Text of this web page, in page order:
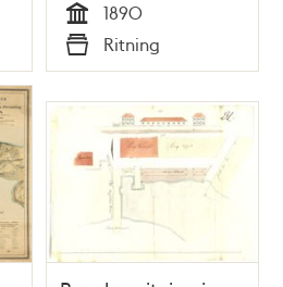
Tid
1890
Typ
Ritning